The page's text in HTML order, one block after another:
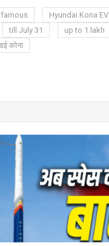
famous Hyundai Kona EV
till July 31 up to 1 lakh
कोना